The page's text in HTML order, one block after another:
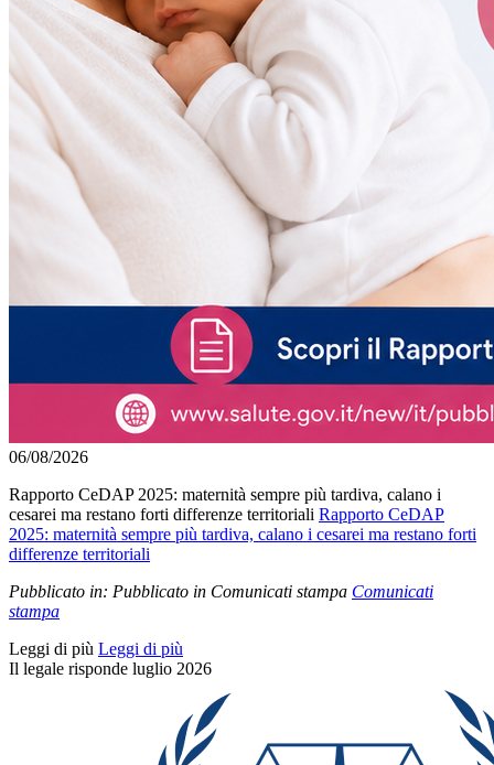
06/08/2026
Rapporto CeDAP 2025: maternità sempre più tardiva, calano i
cesarei ma restano forti differenze territoriali Rapporto CeDAP
2025: maternità sempre più tardiva, calano i cesarei ma restano forti
differenze territoriali
Pubblicato in: Pubblicato in Comunicati stampa Comunicati
stampa
Leggi di più Leggi di più
Il legale risponde luglio 2026